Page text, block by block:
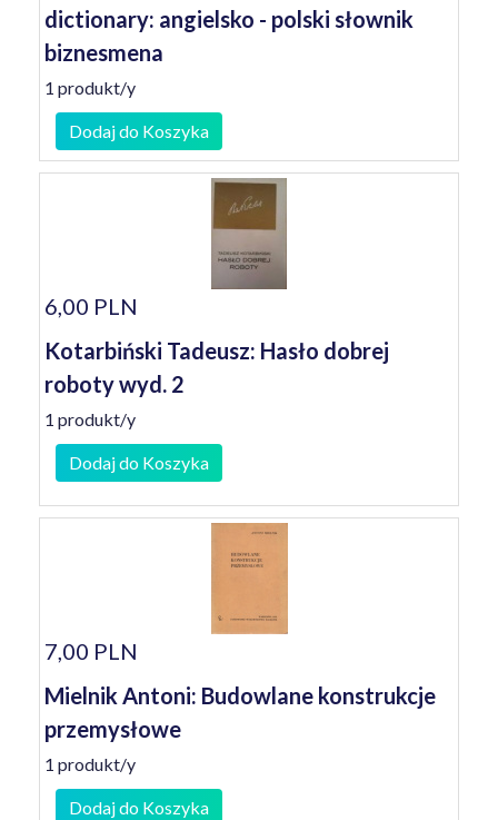
dictionary: angielsko - polski słownik
biznesmena
1 produkt/y
Dodaj do Koszyka
6,00 PLN
Kotarbiński Tadeusz: Hasło dobrej
roboty wyd. 2
1 produkt/y
Dodaj do Koszyka
7,00 PLN
Mielnik Antoni: Budowlane konstrukcje
przemysłowe
1 produkt/y
Dodaj do Koszyka